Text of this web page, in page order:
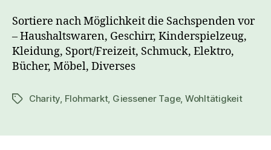
Sortiere nach Möglichkeit die Sachspenden vor
– Haushaltswaren, Geschirr, Kinderspielzeug,
Kleidung, Sport/Freizeit, Schmuck, Elektro,
Bücher, Möbel, Diverses
Schlagwörter
Charity Flohmarkt, Giessener Tage, Wohltätigkeit